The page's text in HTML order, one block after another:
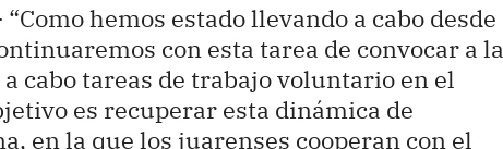
“Como hemos estado llevando a cabo desde
con esta tarea de convocar a la
cabo tareas de trabajo voluntario en el
es recuperar esta dinámica de
en la que los juarenses cooperan con el